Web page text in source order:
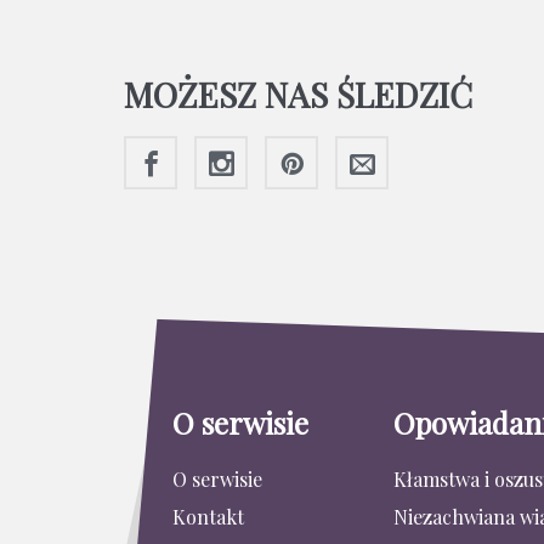
MOŻESZ NAS ŚLEDZIĆ
O serwisie
O serwisie
Kontakt
Kłamstwa i
Niezachwiana